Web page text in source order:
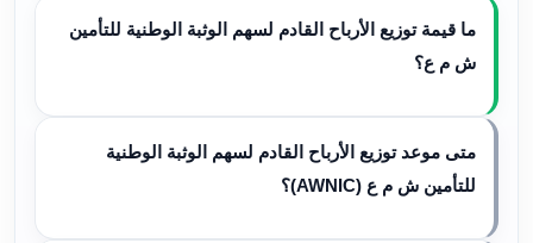
ما قيمة توزيع الأرباح القادم لسهم الوثبة الوطنية للتأمين
ش م ع؟
متى موعد توزيع الأرباح القادم لسهم الوثبة الوطنية
للتأمين ش م ع (AWNIC)؟